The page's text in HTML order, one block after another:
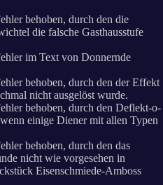
behoben, durch den die
die falsche Gasthausstufe
im Text von Donnernde
behoben, durch den der Effekt
nicht ausgelöst wurde.
behoben, durch den Deflekt-o-
einige Diener mit allen Typen
behoben, durch den das
nicht wie vorgesehen in
Eisenschmiede-Amboss